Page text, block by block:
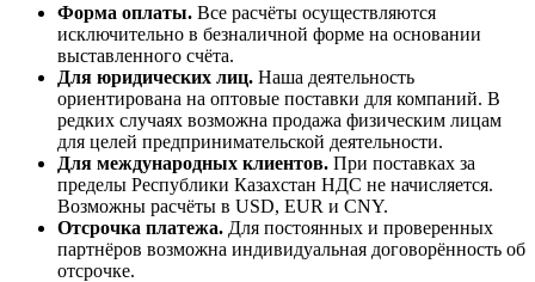
Форма оплаты. Все расчёты осуществляются
исключительно в безналичной форме на основании
выставленного счёта.
Для юридических лиц. Наша деятельность
ориентирована на оптовые поставки для компаний. В
редких случаях возможна продажа физическим лицам
для целей предпринимательской деятельности.
Для международных клиентов. При поставках за
пределы Республики Казахстан НДС не начисляется.
Возможны расчёты в USD, EUR и CNY.
Отсрочка платежа. Для постоянных и проверенных
партнёров возможна индивидуальная договорённость об
отсрочке.